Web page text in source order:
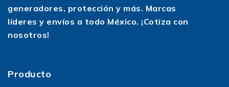
generadores, protección y más. Marcas
líderes y envíos a todo México. ¡Cotiza con
nosotros!
Producto